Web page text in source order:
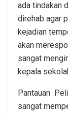
ada tindakan
direhab agar
kejadian
akan
sangat
kepala
Pantauan
sangat